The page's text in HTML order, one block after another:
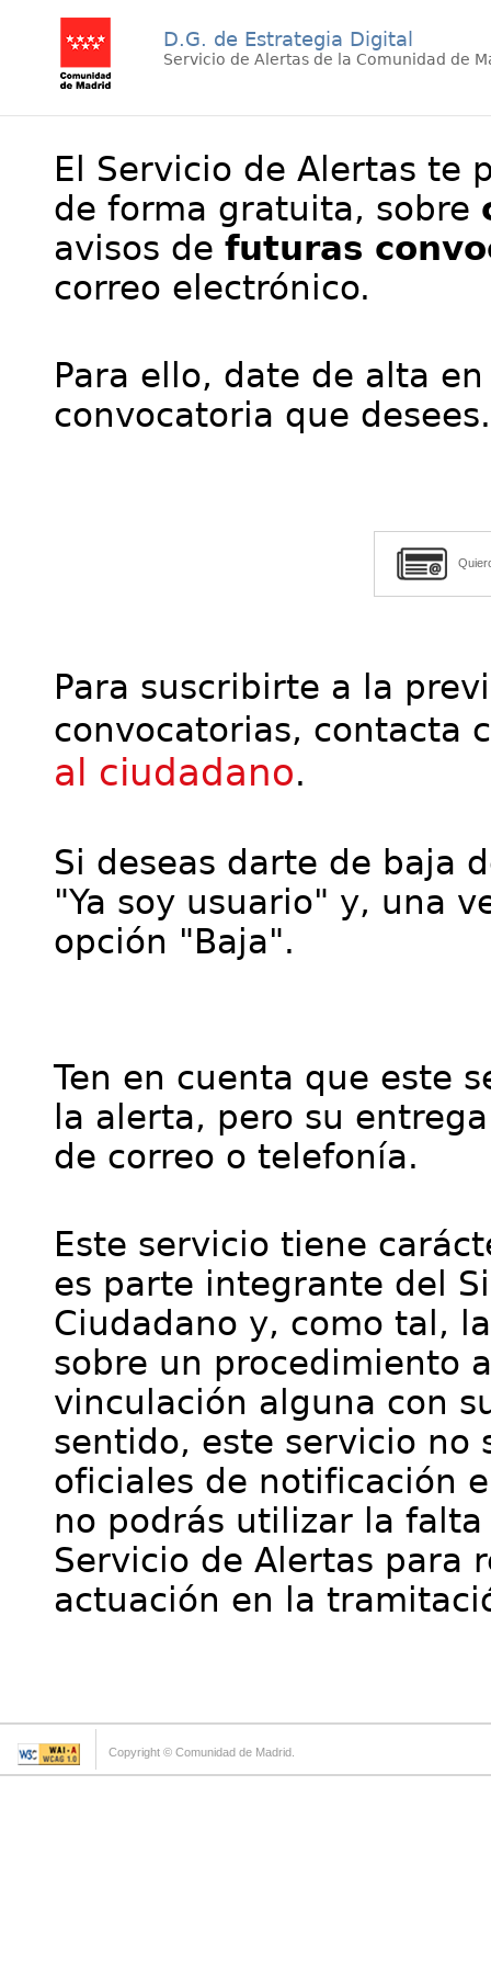
D.G. de Estrategia Digital
Servicio de Alertas de la Comunidad de
El Servicio de Alertas te
de forma gratuita, sobre
avisos de futuras
correo electrónico.
Para ello, date de alta
convocatoria que desees.
Para suscribirte a la
convocatorias, contacta
al ciudadano.
Si deseas darte de baja
"Ya soy usuario" y, una
opción "Baja".
Ten en cuenta que este
la alerta, pero su
de correo o telefonía.
Este servicio tiene
es parte integrante del
Ciudadano y, como tal,
sobre un procedimiento
vinculación alguna con
sentido, este servicio no
oficiales de notificación
no podrás utilizar la
Servicio de Alertas para
actuación en la
Copyright © Comunidad de Madrid.